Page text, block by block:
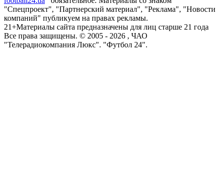
"Спецпроект", "Партнерский материал", "Реклама", "Новости
компаний" публикуем на правах рекламы.
21+Материалы сайта предназначены для лиц старше 21 года
Все права защищены. © 2005 - 2026 , ЧАО
"Телерадиокомпания Люкс". "Футбол 24".